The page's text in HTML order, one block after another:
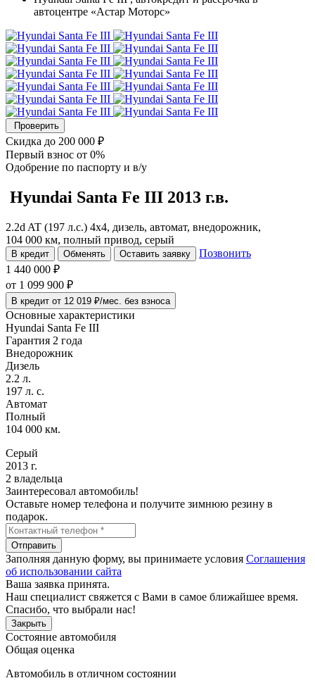
автоцентре «Астар Моторс»
Проверить
Скидка до 200 000 ₽
Первый взнос от 0%
Одобрение по паспорту и в/у
Hyundai Santa Fe III 2013 г.в.
2.2d AT (197 л.с.) 4x4, дизель, автомат, внедорожник,
104 000 км, полный привод, серый
В кредит Обменять Оставить заявку
Позвонить
1 440 000 ₽
от 1 099 900 ₽
В кредит от 12 019 ₽/мес. без взноса
Основные характеристики
Hyundai Santa Fe III
Гарантия 2 года
Внедорожник
Дизель
2.2 л.
197 л. с.
Автомат
Полный
104 000 км.
Серый
2013 г.
2 владельца
Заинтересовал автомобиль!
Оставьте номер телефона и получите зимнюю резину в
подарок.
Отправить
Заполняя данную форму, вы принимаете условия Соглашения
об использовании сайта
Ваша заявка принята.
Наш специалист свяжется с Вами в самое ближайшее время.
Спасибо, что выбрали нас!
Закрыть
Состояние автомобиля
Общая оценка
Автомобиль в отличном состоянии